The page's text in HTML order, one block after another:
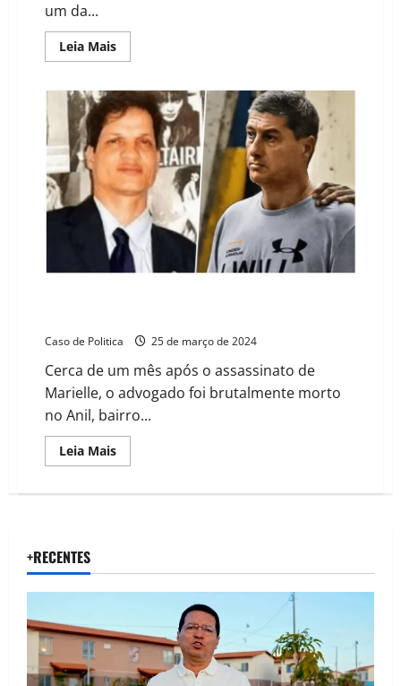
um da...
Leia MaisRead
more
na
cidade
de
Cocos
são
alvo
de
disputa
entre
supostos
proprietários,
milicianos
e
grileiros
Caso de Politica 25 de março de 2024
Cerca de um mês após o assassinato de
Marielle, o advogado foi brutalmente morto
no Anil, bairro...
Leia MaisRead
more
Piroca,
soube
antes
matar
Marielle
foi
assassinado
+RECENTES